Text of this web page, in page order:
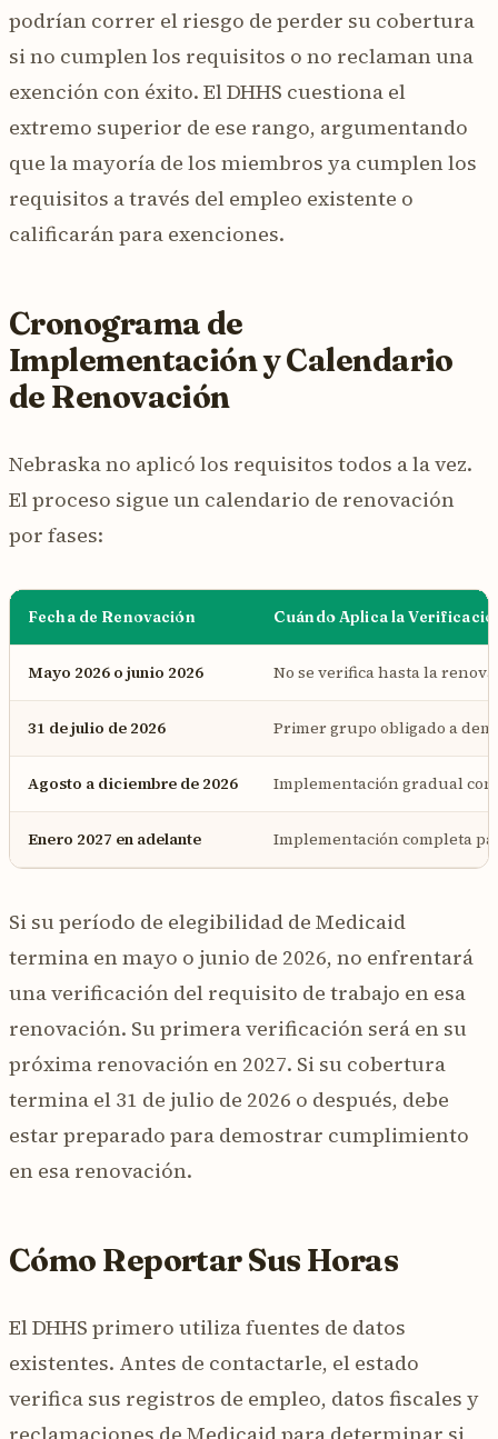
podrían correr el riesgo de perder su cobertura
si no cumplen los requisitos o no reclaman una
exención con éxito. El DHHS cuestiona el
extremo superior de ese rango, argumentando
que la mayoría de los miembros ya cumplen los
requisitos a través del empleo existente o
calificarán para exenciones.
Cronograma de
Implementación y Calendario
de Renovación
Nebraska no aplicó los requisitos todos a la vez.
El proceso sigue un calendario de renovación
por fases:
Fecha de Renovación Cuándo Aplica la
Mayo 2026 o junio 2026 No se verifica hasta la
31 de julio de 2026 Primer grupo obligado a
Agosto a diciembre de 2026 Implementación gradual
Enero 2027 en adelante Implementación completa
Si su período de elegibilidad de Medicaid
termina en mayo o junio de 2026, no enfrentará
una verificación del requisito de trabajo en esa
renovación. Su primera verificación será en su
próxima renovación en 2027. Si su cobertura
termina el 31 de julio de 2026 o después, debe
estar preparado para demostrar cumplimiento
en esa renovación.
Cómo Reportar Sus Horas
El DHHS primero utiliza fuentes de datos
existentes. Antes de contactarle, el estado
verifica sus registros de empleo, datos fiscales y